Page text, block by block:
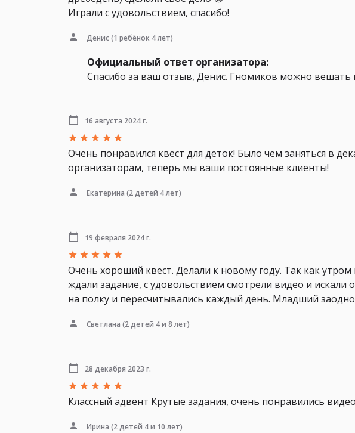
Играли с удовольствием, спасибо!
Денис(1 ребёнок 4 лет)
Официальный ответ организатора:
Спасибо за ваш отзыв, Денис. Гномиков можно вешать
16 августа 2024 г.
Очень понравился квест для деток! Было чем заняться в
организаторам, теперь мы ваши постоянные клиенты!
Екатерина (2 детей 4 лет)
19 февраля 2024 г.
Очень хороший квест. Делали к новому году. Так как
ждали задание, с удовольствием смотрели видео и
на полку и пересчитывались каждый день. Младший
Светлана (2 детей 4 и 8 лет)
28 декабря 2023 г.
Классный адвент Крутые задания, очень понравились
Ирина (2 детей 4 и 10 лет)